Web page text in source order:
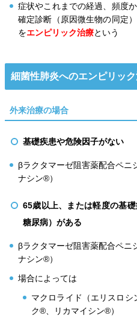
症状やこれまでの経過、頻度
確定診断（原因微生物の同定
をエンピリック治療という
細菌性肺炎へのエンピリッ
外来治療の場合
基礎疾患や危険因子がない
βラクタマーゼ阻害薬配合ペ
ナシン®）
65歳以上、または軽度の基
糖尿病）がある
βラクタマーゼ阻害薬配合ペ
ナシン®）
場合によっては
マクロライド（エリスロ
ク®、リカマイシン®）